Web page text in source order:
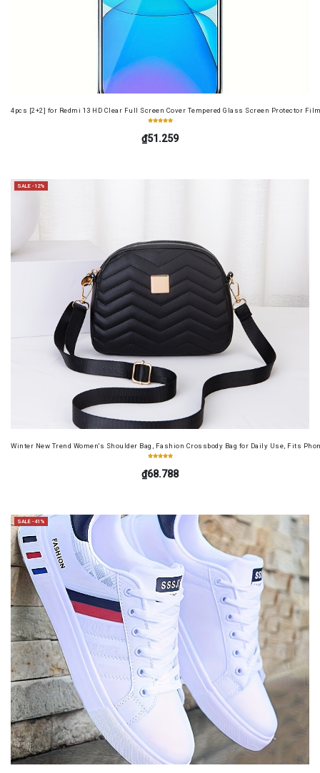
4pcs [2+2] for Redmi 13 HD Clear Full Screen Cover Tempered Glass Screen Protector
₫51.259
SALE -12%
Winter New Trend Women's Shoulder Bag, Fashion Crossbody Bag for Daily Use, Fits
₫68.788
SALE -41%